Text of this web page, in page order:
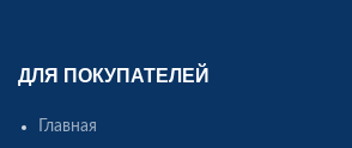
ДЛЯ ПОКУПАТЕЛЕЙ
Главная